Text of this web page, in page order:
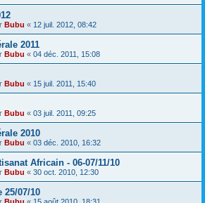
Bubu « 12 juil. 2012, 08:42
2011
Bubu « 04 déc. 2011, 15:08
Bubu « 15 juil. 2011, 15:40
Bubu « 03 juil. 2011, 09:25
2010
Bubu « 03 déc. 2010, 16:32
Africain - 06-07/11/10
Bubu « 30 oct. 2010, 12:30
25/07/10
Bubu « 15 août 2010, 18:31